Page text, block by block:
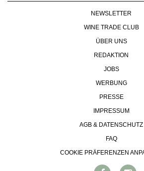
NEWSLETTER
WINE TRADE CLUB
ÜBER UNS
REDAKTION
JOBS
WERBUNG
PRESSE
IMPRESSUM
AGB & DATENSCHUTZ
FAQ
COOKIE PRÄFERENZEN